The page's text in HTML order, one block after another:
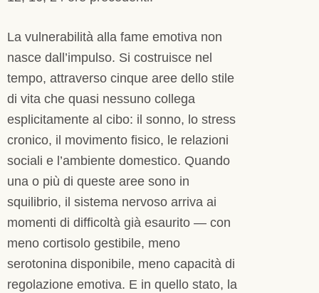
La vulnerabilità alla fame emotiva non
nasce dall’impulso. Si costruisce nel
tempo, attraverso cinque aree dello stile
di vita che quasi nessuno collega
esplicitamente al cibo: il sonno, lo stress
cronico, il movimento fisico, le relazioni
sociali e l’ambiente domestico. Quando
una o più di queste aree sono in
squilibrio, il sistema nervoso arriva ai
momenti di difficoltà già esaurito — con
meno cortisolo gestibile, meno
serotonina disponibile, meno capacità di
regolazione emotiva. E in quello stato, la